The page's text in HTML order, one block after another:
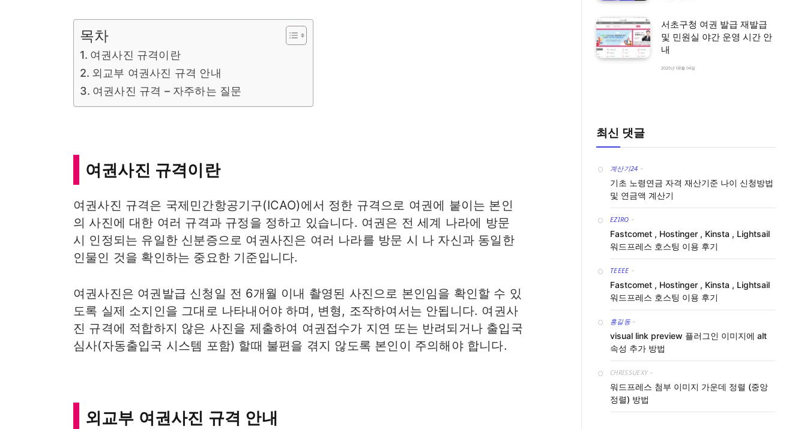
목차
여권사진 규격이란
외교부 여권사진 규격 안내
여권사진 규격 – 자주하는 질문
여권사진 규격이란
여권사진 규격은 국제민간항공기구(ICAO)에서 정한 규격으로 여권에 붙이는 본인
의 사진에 대한 여러 규격과 규정을 정하고 있습니다. 여권은 전 세계 나라에 방문
시 인정되는 유일한 신분증으로 여권사진은 여러 나라를 방문 시 나 자신과 동일한
인물인 것을 확인하는 중요한 기준입니다.
여권사진은 여권발급 신청일 전 6개월 이내 촬영된 사진으로 본인임을 확인할 수 있
도록 실제 소지인을 그대로 나타내어야 하며, 변형, 조작하여서는 안됩니다. 여권사
진 규격에 적합하지 않은 사진을 제출하여 여권접수가 지연 또는 반려되거나 출입국
심사(자동출입국 시스템 포함) 할때 불편을 겪지 않도록 본인이 주의해야 합니다.
외교부 여권사진 규격 안내
서초구청 여권 발급 재발급
및 민원실 야간 운영 시간 안
내
2026년 08월 04일
최신 댓글
계산기24 -
기초 노령연금 자격 재산기준 나이 신청방법
및 연금액 계산기
EZIRO -
Fastcomet , Hostinger , Kinsta , Lightsail
워드프레스 호스팅 이용 후기
TEEEE -
Fastcomet , Hostinger , Kinsta , Lightsail
워드프레스 호스팅 이용 후기
홍길동 -
visual link preview 플러그인 이미지에 alt
속성 추가 방법
CHRISSUEXY -
워드프레스 첨부 이미지 가운데 정렬 (중앙
정렬) 방법